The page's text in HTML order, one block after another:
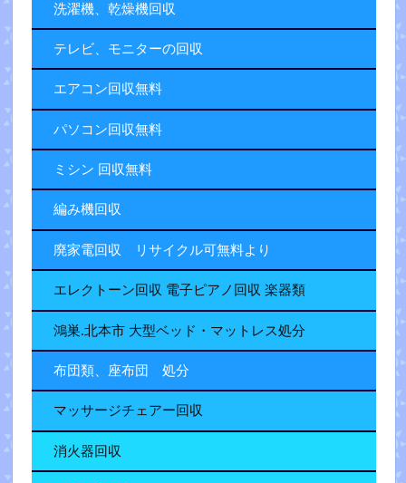
洗濯機、乾燥機回収
テレビ、モニターの回収
エアコン回収無料
パソコン回収無料
ミシン 回収無料
編み機回収
廃家電回収 リサイクル可無料より
エレクトーン回収 電子ピアノ回収 楽器類
鴻巣.北本市 大型ベッド・マットレス処分
布団類、座布団 処分
マッサージチェアー回収
消火器回収